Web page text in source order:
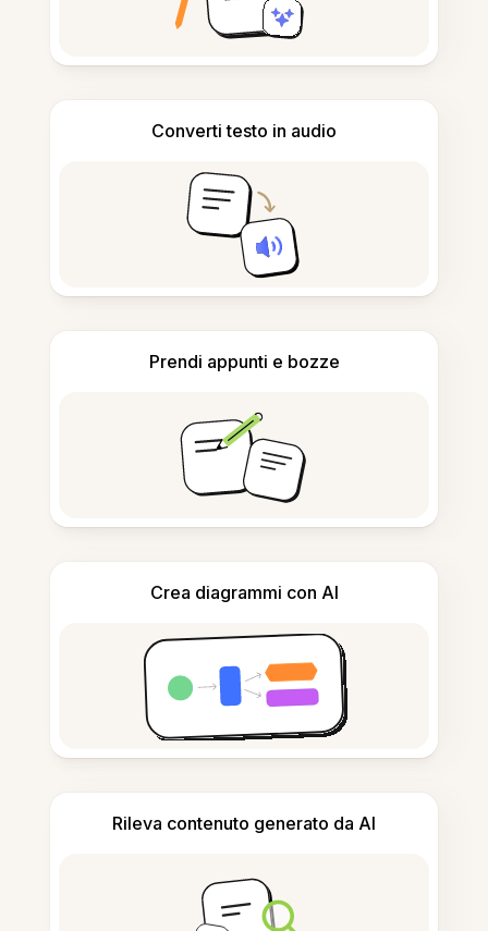
Converti testo in audio
Prendi appunti e bozze
Crea diagrammi con AI
Rileva contenuto generato da AI